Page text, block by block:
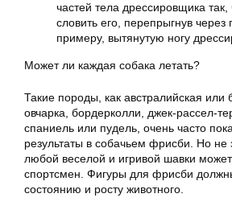
частей тела дрессировщика
словить его, перепрыгнув через
примеру, вытянутую ногу
Может ли каждая собака летать?
Такие породы, как австралийская или
овчарка, бордерколли, джек-рассел-
спаниель или пудель, очень часто
результаты в собачьем фрисби. Но не
любой веселой и игривой шавки
спортсмен. Фигуры для фрисби
состоянию и росту животного.